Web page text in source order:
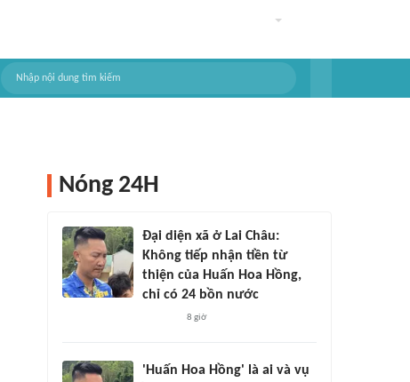
Nóng 24H
Đại diện xã ở Lai Châu:
Không tiếp nhận tiền từ
thiện của Huấn Hoa Hồng,
chỉ có 24 bồn nước
8 giờ
'Huấn Hoa Hồng' là ai và vụ